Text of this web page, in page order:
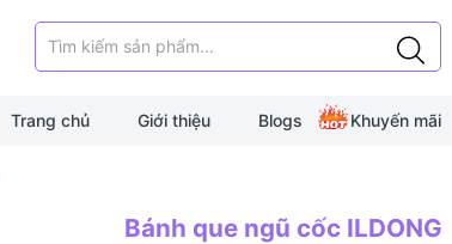
Trang chủ Giới thiệu Blogs Khuyến mãi
Bánh que ngũ cốc ILDONG